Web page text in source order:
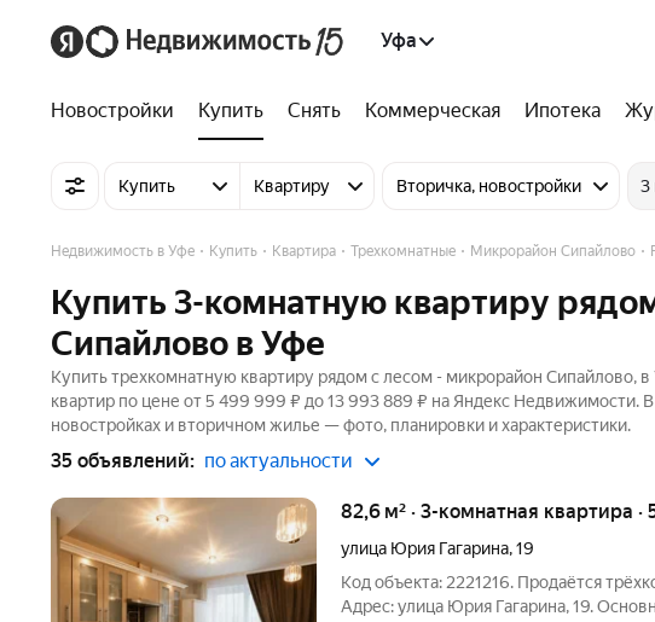
Уфа
Новостройки Купить Снять Коммерческая Ипотека
Купить Квартиру Вторичка, новостройки 3
Недвижимость в Уфе Купить Квартира Трехкомнатные Микрорайон Сипайлово
Купить 3-комнатную квартиру
Сипайлово в Уфе
Купить трехкомнатную квартиру рядом с лесом - микрорайон Сипайлово,
квартир по цене от 5 499 999 ₽ до 13 993 889 ₽ на Яндекс Недвижимости.
новостройках и вторичном жилье — фото, планировки и характеристики.
35 объявлений: по актуальности
82,6 м² · 3-комнатная квартира ·
улица Юрия Гагарина,19
Код объекта: 2221216. Продаётся
Адрес: улица Юрия Гагарина, 19.